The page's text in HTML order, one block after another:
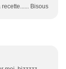
Bisous